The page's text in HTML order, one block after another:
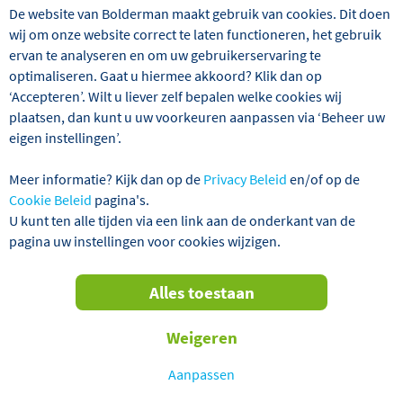
VERTREKGARANTIES!
Op het schiereiland Istrië, dat zowel tot Slovenië als tot
Kroatië behoort, ligt onze bestemming Opatija, aan de
vanwege de beschutte ligging en de nabijheid van de zee
een geliefd vakantie- en kuuroord. Het afwisselende
dat het een onvergetelijke vakantie wordt. Hoogtepunten
zijn ongetwijfeld het bezoek aan de wereldberoemde
druipsteengrotten van Postojna, die gedurende deze
De website van Bolderman maakt gebruik van cookies. Dit doen
wij om onze website correct te laten functioneren, het gebruik
ervan te analyseren en om uw gebruikerservaring te
optimaliseren. Gaat u hiermee akkoord? Klik dan op
‘Accepteren’. Wilt u liever zelf bepalen welke cookies wij
plaatsen, dan kunt u uw voorkeuren aanpassen via ‘Beheer uw
eigen instellingen’.
Meer informatie? Kijk dan op de Privacy Beleid en/of op de
Cookie Beleid pagina's.
U kunt ten alle tijden via een link aan de onderkant van de
pagina uw instellingen voor cookies wijzigen.
Aanpassen
Weigeren
Alles toestaan